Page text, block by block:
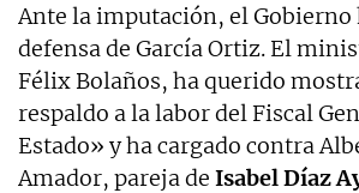
Ante la imputación, el Gobierno
defensa de García Ortiz. El
Félix Bolaños, ha querido
respaldo a la labor del Fiscal
Estado» y ha cargado contra
Amador, pareja de Isabel Díaz